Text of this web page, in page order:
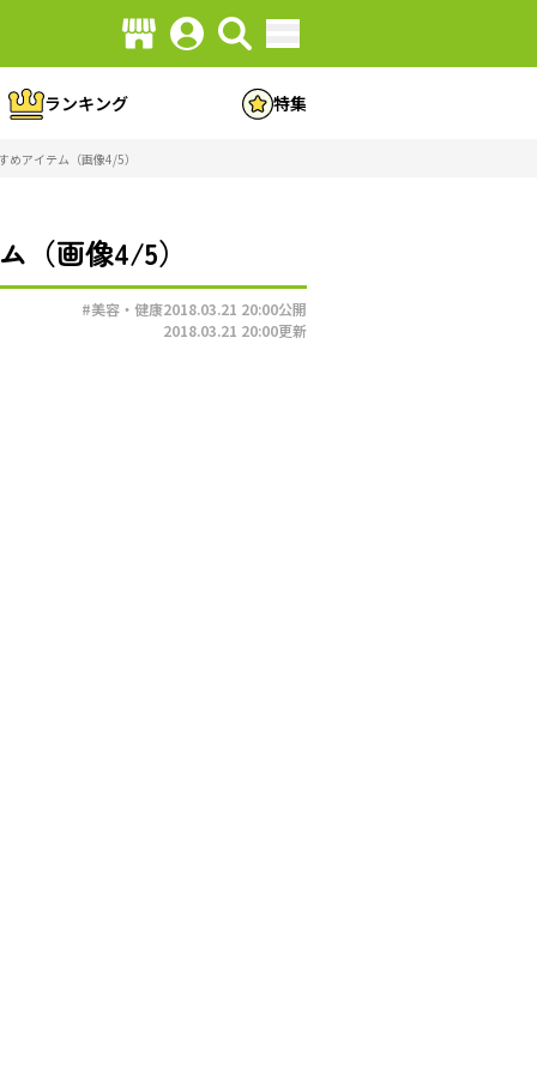
ランキング 特集
めアイテム（画像4/5）
（画像4/5）
#美容・健康2018.03.21 20:00公開
2018.03.21 20:00更新